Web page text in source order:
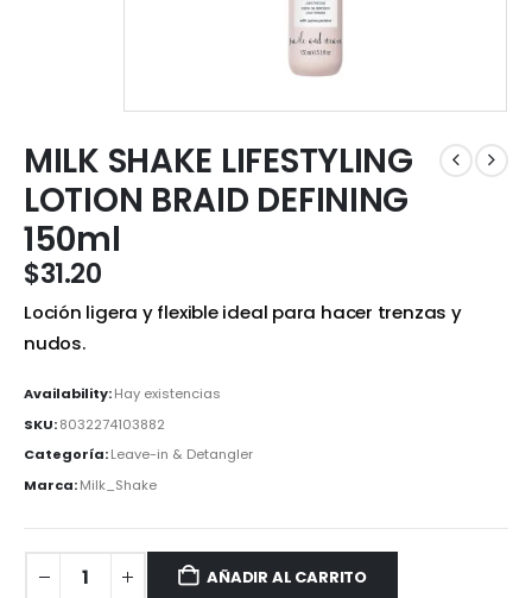
MILK SHAKE LIFESTYLING
LOTION BRAID DEFINING
150ml
$31.20
Loción ligera y flexible ideal para hacer trenzas y
nudos.
Availability:Hay existencias
SKU:8032274103882
Categoría:Leave-in & Detangler
Marca:Milk_Shake
AÑADIR AL CARRITO